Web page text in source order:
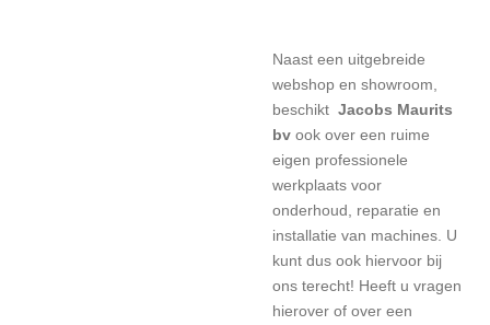
Naast een uitgebreide
webshop en showroom,
beschikt Jacobs Maurits
bv ook over een ruime
eigen professionele
werkplaats voor
onderhoud, reparatie en
installatie van machines. U
kunt dus ook hiervoor bij
ons terecht! Heeft u vragen
hierover of over een